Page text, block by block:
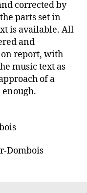
corrected by
parts set in
is available. All
and
report, with
music text as
of a
Dombois